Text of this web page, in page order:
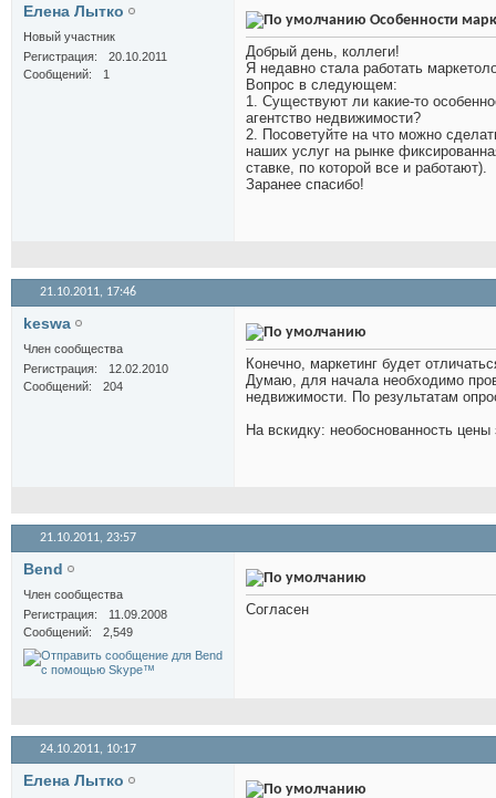
Елена Лытко
Новый участник
Регистрация
20.10.2011
Сообщений
1
Особенности
Добрый день, коллеги!
Я недавно стала работать
Вопрос в следующем:
1. Существуют ли какие-то
агентство недвижимости?
2. Посоветуйте на что можно
наших услуг на рынке
ставке, по которой все и работают).
Заранее спасибо!
21.10.2011, 17:46
keswa
Член сообщества
Регистрация
12.02.2010
Сообщений
204
Конечно, маркетинг будет
Думаю, для начала необходимо
недвижимости. По результатам
На вскидку: необоснованность
21.10.2011, 23:57
Bend
Член сообщества
Регистрация
11.09.2008
Сообщений
2,549
Согласен
24.10.2011, 10:17
Елена Лытко